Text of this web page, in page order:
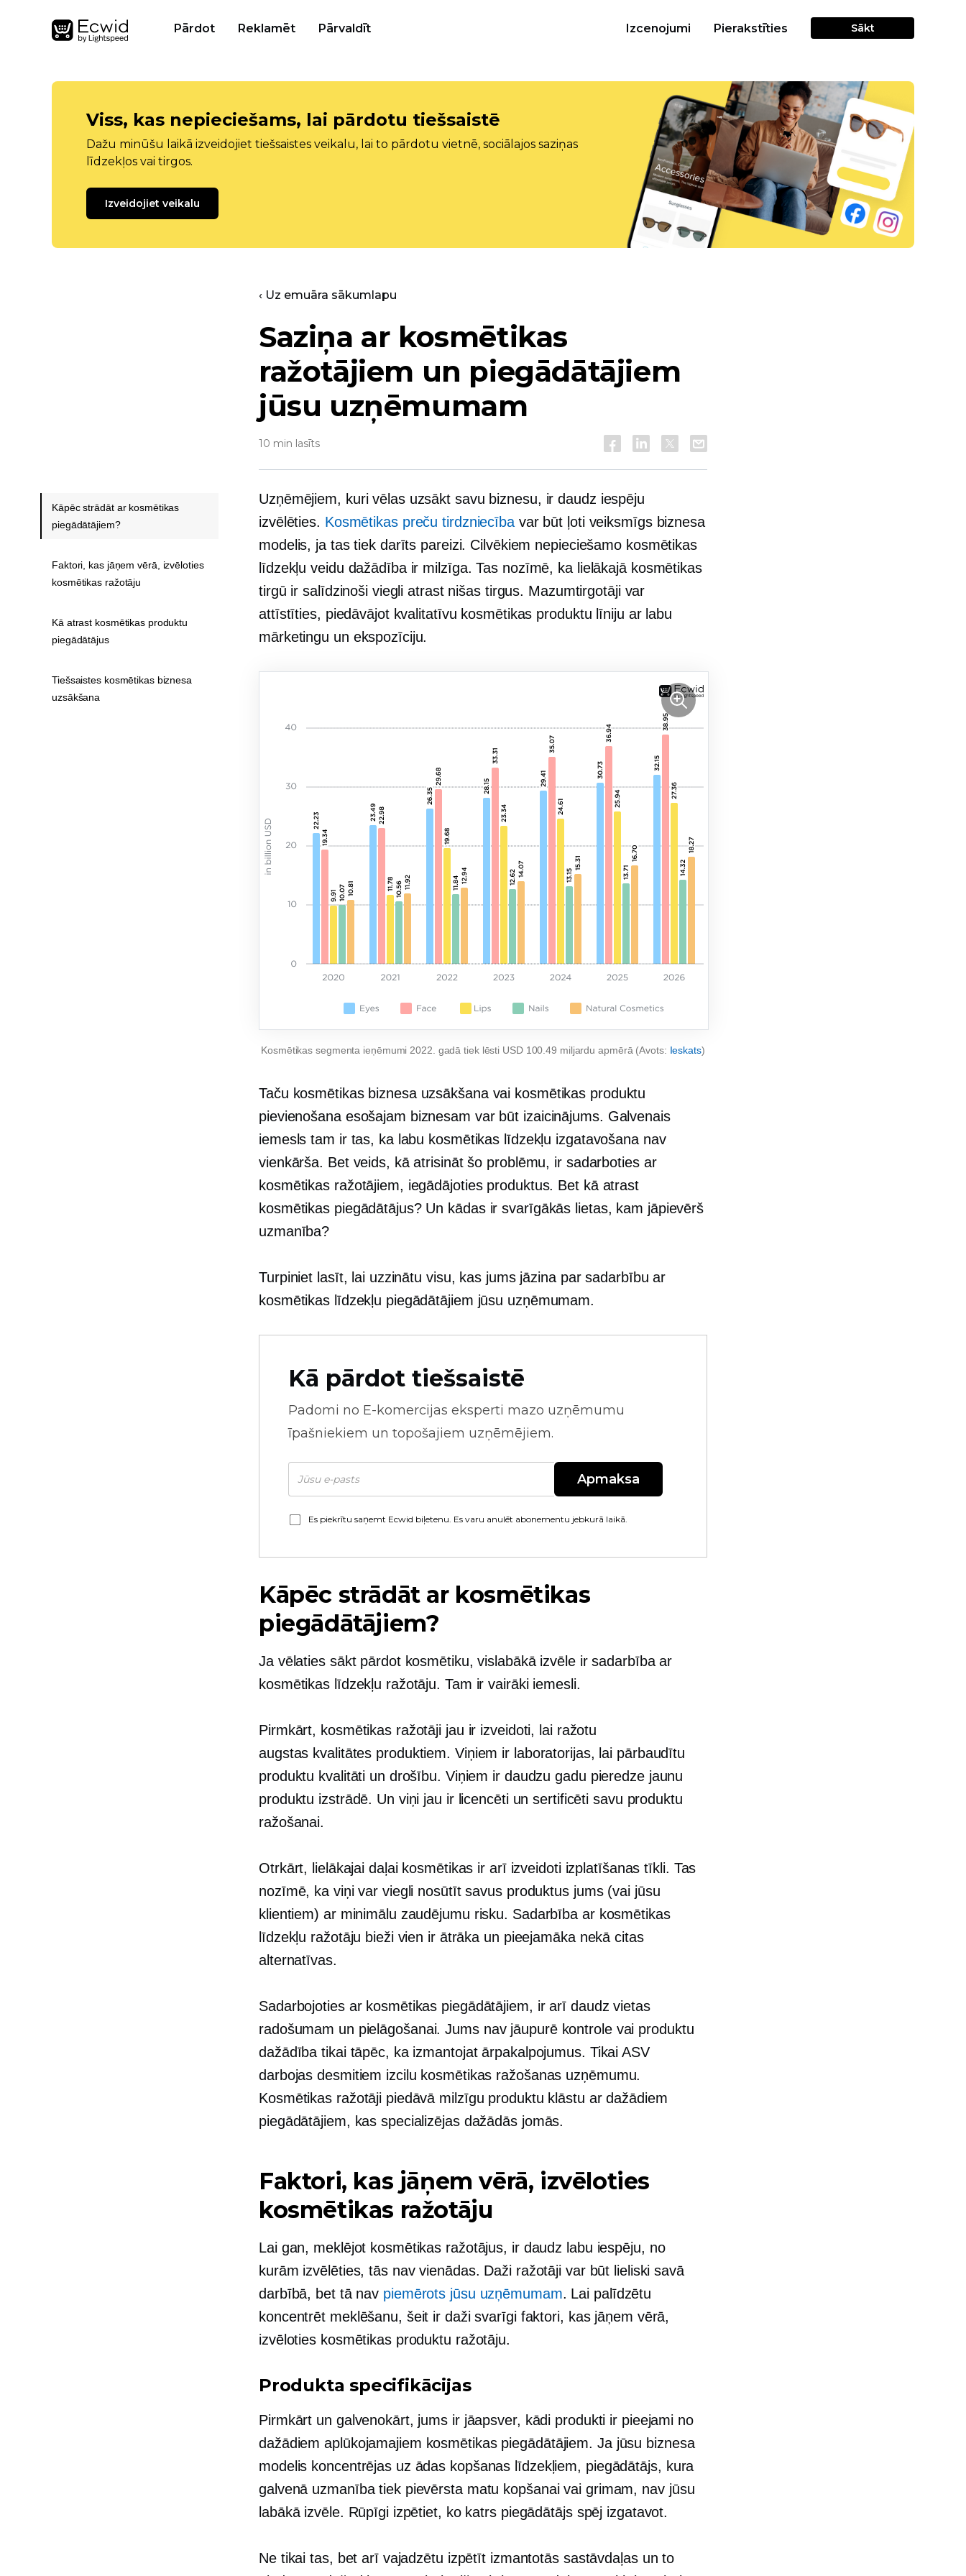
Pārdot Reklamēt Pārvaldīt Izcenojumi Pierakstīties Sākt
Viss, kas nepieciešams, lai pārdotu tiešsaistē
Dažu minūšu laikā izveidojiet tiešsaistes veikalu, lai to pārdotu vietnē, sociālajos saziņas
līdzekļos vai tirgos.
Izveidojiet veikalu
‹ Uz emuāra sākumlapu
Saziņa ar kosmētikas
ražotājiem un piegādātājiem
jūsu uzņēmumam
10 min lasīts
Uzņēmējiem, kuri vēlas uzsākt savu biznesu, ir daudz iespēju
izvēlēties. Kosmētikas preču tirdzniecībavar būt ļoti veiksmīgs biznesa
modelis, ja tas tiek darīts pareizi. Cilvēkiem nepieciešamo kosmētikas
līdzekļu veidu dažādība ir milzīga. Tas nozīmē, ka lielākajā kosmētikas
tirgū ir salīdzinoši viegli atrast nišas tirgus. Mazumtirgotāji var
attīstīties, piedāvājot kvalitatīvu kosmētikas produktu līniju ar labu
mārketingu un ekspozīciju.
Kosmētikas segmenta ieņēmumi 2022. gadā tiek lēsti USD 100.49 miljardu apmērā (Avots: Ieskats)
Taču kosmētikas biznesa uzsākšana vai kosmētikas produktu
pievienošana esošajam biznesam var būt izaicinājums. Galvenais
iemesls tam ir tas, ka labu kosmētikas līdzekļu izgatavošana nav
vienkārša. Bet veids, kā atrisināt šo problēmu, ir sadarboties ar
kosmētikas ražotājiem, iegādājoties produktus. Bet kā atrast
kosmētikas piegādātājus? Un kādas ir svarīgākās lietas, kam jāpievērš
uzmanība?
Turpiniet lasīt, lai uzzinātu visu, kas jums jāzina par sadarbību ar
kosmētikas līdzekļu piegādātājiem jūsu uzņēmumam.
Kā pārdot tiešsaistē
Padomi no E-komercijas eksperti mazo uzņēmumu
īpašniekiem un topošajiem uzņēmējiem.
Apmaksa
Es piekrītu saņemt Ecwid biļetenu. Es varu anulēt abonementu jebkurā laikā.
Kāpēc strādāt ar kosmētikas
piegādātājiem?
Ja vēlaties sākt pārdot kosmētiku, vislabākā izvēle ir sadarbība ar
kosmētikas līdzekļu ražotāju. Tam ir vairāki iemesli.
Pirmkārt, kosmētikas ražotāji jau ir izveidoti, lai ražotu
augstas kvalitātes produktiem. Viņiem ir laboratorijas, lai pārbaudītu
produktu kvalitāti un drošību. Viņiem ir daudzu gadu pieredze jaunu
produktu izstrādē. Un viņi jau ir licencēti un sertificēti savu produktu
ražošanai.
Otrkārt, lielākajai daļai kosmētikas ir arī izveidoti izplatīšanas tīkli. Tas
nozīmē, ka viņi var viegli nosūtīt savus produktus jums (vai jūsu
klientiem) ar minimālu zaudējumu risku. Sadarbība ar kosmētikas
līdzekļu ražotāju bieži vien ir ātrāka un pieejamāka nekā citas
alternatīvas.
Sadarbojoties ar kosmētikas piegādātājiem, ir arī daudz vietas
radošumam un pielāgošanai. Jums nav jāupurē kontrole vai produktu
dažādība tikai tāpēc, ka izmantojat ārpakalpojumus. Tikai ASV
darbojas desmitiem izcilu kosmētikas ražošanas uzņēmumu.
Kosmētikas ražotāji piedāvā milzīgu produktu klāstu ar dažādiem
piegādātājiem, kas specializējas dažādās jomās.
Faktori, kas jāņem vērā, izvēloties
kosmētikas ražotāju
Lai gan, meklējot kosmētikas ražotājus, ir daudz labu iespēju, no
kurām izvēlēties, tās nav vienādas. Daži ražotāji var būt lieliski savā
darbībā, bet tā nav piemērots jūsu uzņēmumam. Lai palīdzētu
koncentrēt meklēšanu, šeit ir daži svarīgi faktori, kas jāņem vērā,
izvēloties kosmētikas produktu ražotāju.
Produkta specifikācijas
Pirmkārt un galvenokārt, jums ir jāapsver, kādi produkti ir pieejami no
dažādiem aplūkojamajiem kosmētikas piegādātājiem. Ja jūsu biznesa
modelis koncentrējas uz ādas kopšanas līdzekļiem, piegādātājs, kura
galvenā uzmanība tiek pievērsta matu kopšanai vai grimam, nav jūsu
labākā izvēle. Rūpīgi izpētiet, ko katrs piegādātājs spēj izgatavot.
Ne tikai tas, bet arī vajadzētu izpētīt izmantotās sastāvdaļas un to
Kāpēc strādāt ar kosmētikas
piegādātājiem?
Faktori, kas jāņem vērā, izvēloties
kosmētikas ražotāju
Kā atrast kosmētikas produktu
piegādātājus
Tiešsaistes kosmētikas biznesa
uzsākšana